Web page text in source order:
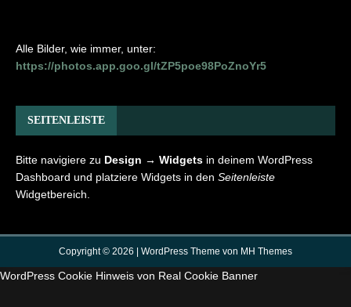
Alle Bilder, wie immer, unter:
https://photos.app.goo.gl/tZP5poe98PoZnoYr5
SEITENLEISTE
Bitte navigiere zu Design → Widgets in deinem WordPress
Dashboard und platziere Widgets in den Seitenleiste
Widgetbereich.
Copyright © 2026 | WordPress Theme von MH Themes
WordPress Cookie Hinweis von Real Cookie Banner